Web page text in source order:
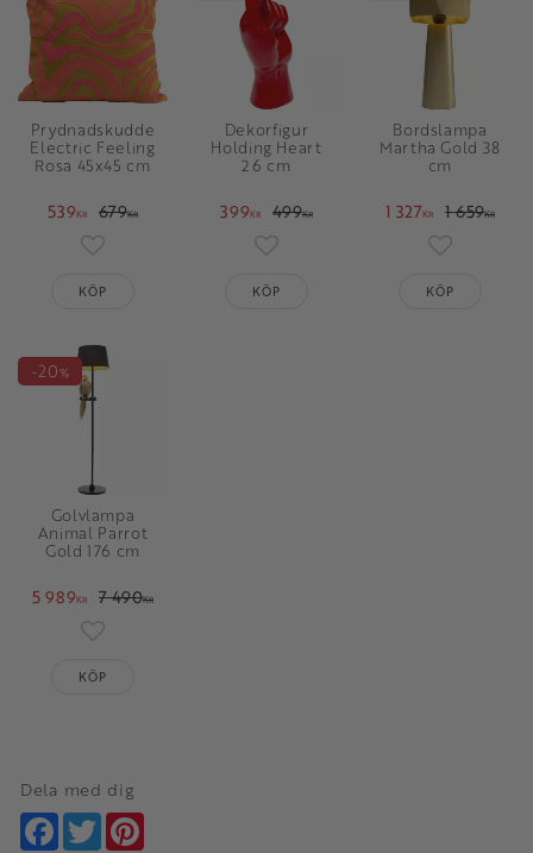
Prydnadskudde
Electric Feeling
Rosa 45x45 cm
539KR 679KR
Lägg till i favoriter
KÖP
Dekorfigur
Holding Heart
26 cm
399KR 499KR
Lägg till i favoriter
KÖP
Bordslampa
Martha Gold 38
cm
1 327KR 1 659KR
Lägg till i
KÖP
Golvlampa
Animal Parrot
Gold 176 cm
5 989KR 7 490KR
20%
Lägg till i favoriter
KÖP
Dela med dig
Facebook
Twitter